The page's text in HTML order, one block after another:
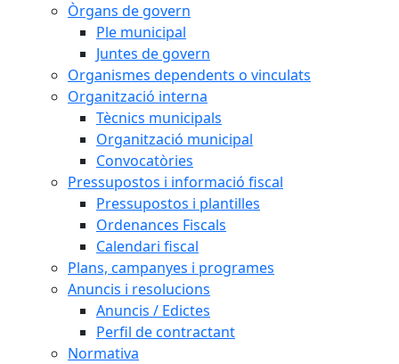
Òrgans de govern
Ple municipal
Juntes de govern
Organismes dependents o vinculats
Organització interna
Tècnics municipals
Organització municipal
Convocatòries
Pressupostos i informació fiscal
Pressupostos i plantilles
Ordenances Fiscals
Calendari fiscal
Plans, campanyes i programes
Anuncis i resolucions
Anuncis / Edictes
Perfil de contractant
Normativa